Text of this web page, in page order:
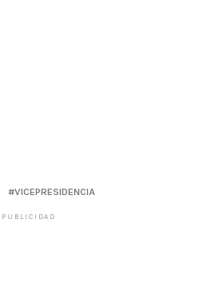
VICEPRESIDENCIA
PUBLICIDAD